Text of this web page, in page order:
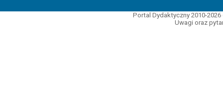
Portal Dydaktyczny 2010-
Uwagi oraz